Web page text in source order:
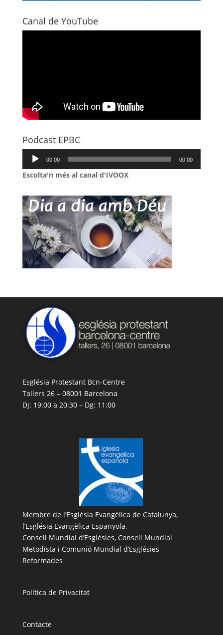
Canal de YouTube
Podcast EPBC
Reproductor
d'àudio
00:00 00:00
Escolta'n més al canal d'IVOOX
Església Protestant Bcn-Centre
Tallers 26 – 08001 Barcelona
Dj: 19:00 a 20:30 – Dg: 11:00
Membre de l’Església Evangèlica de Catalunya,
l’Església Evangèlica Espanyola,
Consell Mundial d’Esglésies, Consell Mundial
Metodista i Comunió Mundial d’Esglésies
Reformades
Política de Privacitat
Contacte